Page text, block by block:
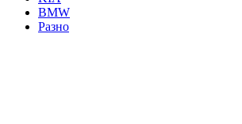
BMW
Разно